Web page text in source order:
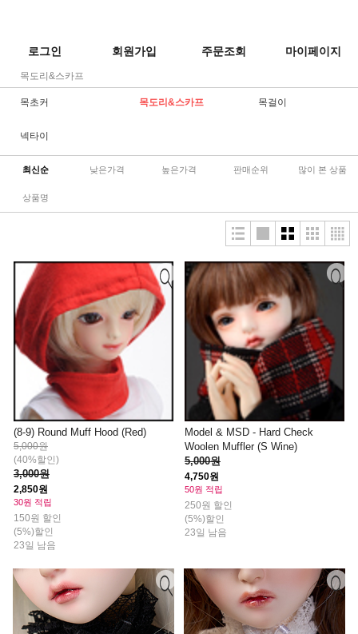
로그인 회원가입 주문조회 마이페이지
목도리&스카프
목초커 목도리&스카프 목걸이
넥타이
최신순 낮은가격 높은가격 판매순위 많이 본 상품
상품명
(8-9) Round Muff Hood (Red)
5,000원
(40%할인)
3,000원
2,850원
30원 적립
150원 할인
(5%)할인
23일 남음
Model & MSD - Hard Check
Woolen Muffler (S Wine)
5,000원
4,750원
50원 적립
250원 할인
(5%)할인
23일 남음